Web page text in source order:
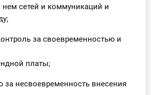
сетей и коммуникаций и
за своевременностью и
платы;
за несвоевременность внесения